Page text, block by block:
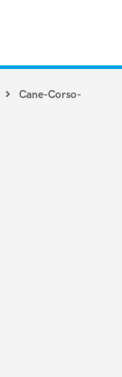
Cane-Corso-